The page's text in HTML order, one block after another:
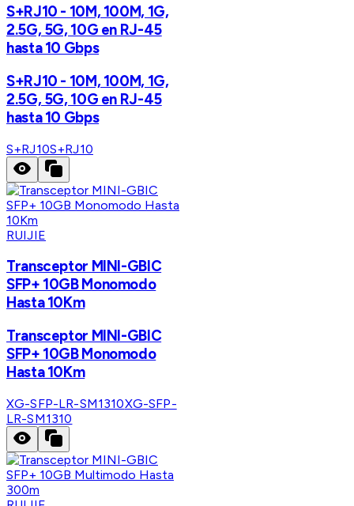
S+RJ10 - 10M, 100M, 1G,
2.5G, 5G, 10G en RJ-45
hasta 10 Gbps
S+RJ10 - 10M, 100M, 1G,
2.5G, 5G, 10G en RJ-45
hasta 10 Gbps
S+RJ10S+RJ10
RUIJIE
Transceptor MINI-GBIC
SFP+ 10GB Monomodo
Hasta 10Km
Transceptor MINI-GBIC
SFP+ 10GB Monomodo
Hasta 10Km
XG-SFP-LR-SM1310XG-SFP-
LR-SM1310